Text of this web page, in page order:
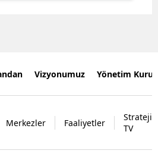
Vizyonumuz Yönetim
Merkezler Faaliyetler
Strateji
TV